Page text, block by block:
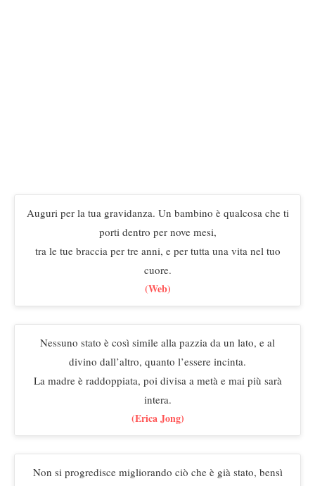
Auguri per la tua gravidanza. Un bambino è qualcosa che ti
porti dentro per nove mesi,
tra le tue braccia per tre anni, e per tutta una vita nel tuo
cuore.
(Web)
Nessuno stato è così simile alla pazzia da un lato, e al
divino dall’altro, quanto l’essere incinta.
La madre è raddoppiata, poi divisa a metà e mai più sarà
intera.
(Erica Jong)
Non si progredisce migliorando ciò che è già stato, bensì